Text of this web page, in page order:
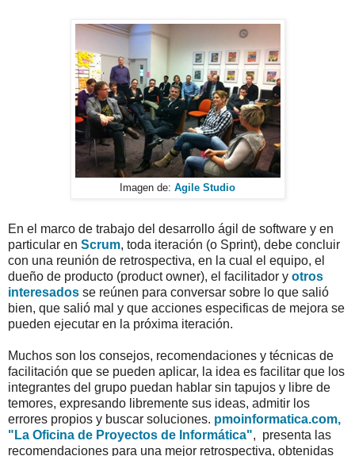
Imagen de: Agile Studio
En el marco de trabajo del desarrollo ágil de software y en
particular en Scrum, toda iteración (o Sprint), debe concluir
con una reunión de retrospectiva, en la cual el equipo, el
dueño de producto (product owner), el facilitador y otros
interesados se reúnen para conversar sobre lo que salió
bien, que salió mal y que acciones especificas de mejora se
pueden ejecutar en la próxima iteración.
Muchos son los consejos, recomendaciones y técnicas de
facilitación que se pueden aplicar, la idea es facilitar que los
integrantes del grupo puedan hablar sin tapujos y libre de
temores, expresando libremente sus ideas, admitir los
errores propios y buscar soluciones. pmoinformatica.com,
"La Oficina de Proyectos de Informática", presenta las
recomendaciones para una mejor retrospectiva, obtenidas